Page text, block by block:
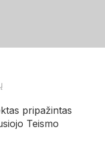
pripažintas
Teismo